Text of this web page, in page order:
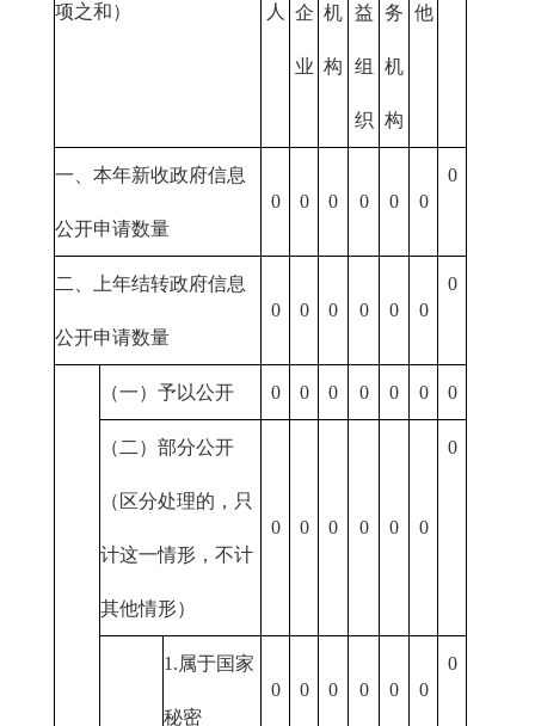
项之和） 人 企
业
机
构
益
组
织
务
机
构
他
一、本年新收政府信息
公开申请数量
0 0 0 0 0 0
0
二、上年结转政府信息
公开申请数量
0 0 0 0 0 0
0
（一）予以公开 0 0 0 0 0 0 0
（二）部分公开
（区分处理的，只
计这一情形，不计
其他情形）
0 0 0 0 0 0
0
1.属于国家
秘密
0 0 0 0 0 0
0